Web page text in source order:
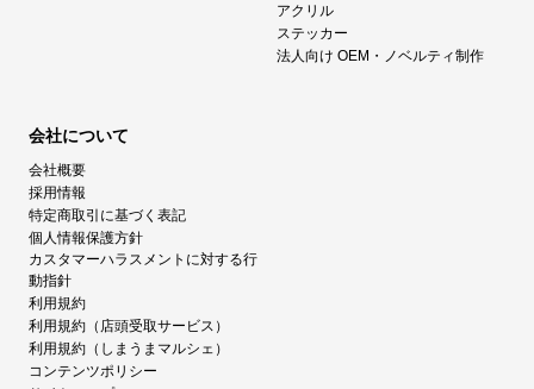
アクリル
ステッカー
法人向け OEM・ノベルティ制作
会社について
会社概要
採用情報
特定商取引に基づく表記
個人情報保護方針
カスタマーハラスメントに対する行
動指針
利用規約
利用規約（店頭受取サービス）
利用規約（しまうまマルシェ）
コンテンツポリシー